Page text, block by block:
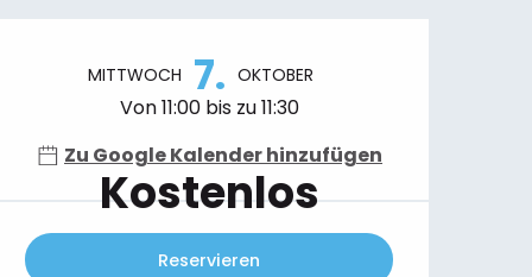
& Kontaktdaten
MITTWOCH 7. OKTOBER
Von 11:00 bis zu 11:30
Zu Google Kalender hinzufügen
Kostenlos
Reservieren